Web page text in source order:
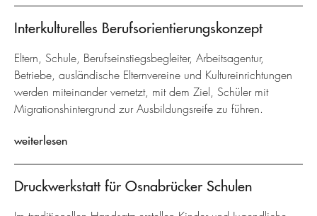
Interkulturelles Berufsorientierungskonzept
Eltern, Schule, Berufseinstiegsbegleiter, Arbeitsagentur,
Betriebe, ausländische Elternvereine und Kultureinrichtungen
werden miteinander vernetzt, mit dem Ziel, Schüler mit
Migrationshintergrund zur Ausbildungsreife zu führen.
weiterlesen
Druckwerkstatt für Osnabrücker Schulen